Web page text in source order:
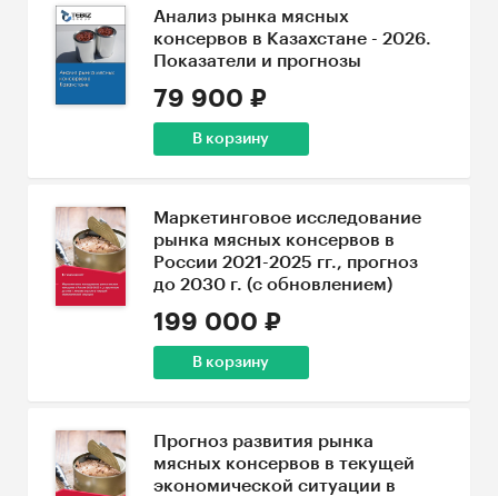
Анализ рынка мясных
консервов в Казахстане - 2026.
Показатели и прогнозы
79 900 ₽
В корзину
Маркетинговое исследование
рынка мясных консервов в
России 2021-2025 гг., прогноз
до 2030 г. (с обновлением)
199 000 ₽
В корзину
Прогноз развития рынка
мясных консервов в текущей
экономической ситуации в